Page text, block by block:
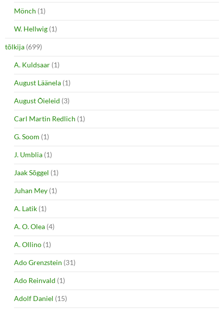
Mönch (1)
W. Hellwig (1)
tõlkija (699)
A. Kuldsaar (1)
August Läänela (1)
August Õieleid (3)
Carl Martin Redlich (1)
G. Soom (1)
J. Umblia (1)
Jaak Sõggel (1)
Juhan Mey (1)
A. Latik (1)
A. O. Olea (4)
A. Ollino (1)
Ado Grenzstein (31)
Ado Reinvald (1)
Adolf Daniel (15)